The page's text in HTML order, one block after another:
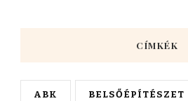
CÍMKÉK
ABK BELSŐÉPÍTÉSZET